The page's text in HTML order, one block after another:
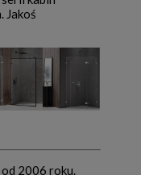
Jakoś
2006 roku.